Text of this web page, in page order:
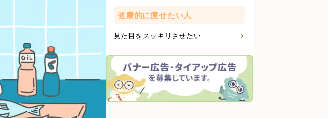
健康的に痩せたい人
見た目をスッキリさせたい